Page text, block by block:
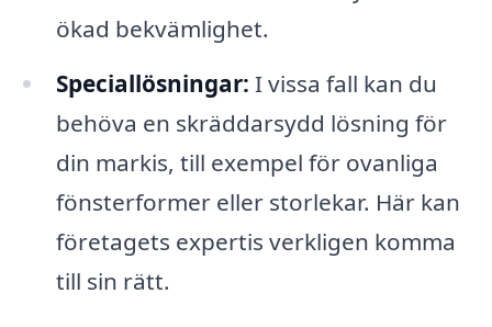
ökad bekvämlighet.
Speciallösningar: I vissa fall kan du
behöva en skräddarsydd lösning för
din markis, till exempel för ovanliga
fönsterformer eller storlekar. Här kan
företagets expertis verkligen komma
till sin rätt.